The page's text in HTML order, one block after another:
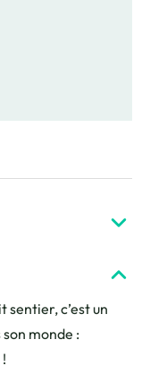
sentier, c’est un
monde :